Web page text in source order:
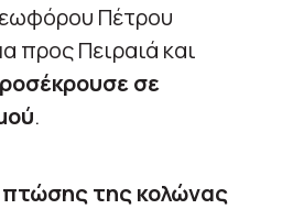
Πέτρου
προς Πειραιά και
σε
.
πτώσης της κολώνας